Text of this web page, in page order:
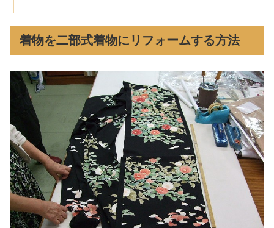
着物を二部式着物にリフォームする方法